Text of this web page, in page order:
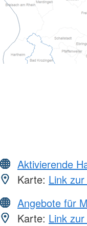
Aktivierende
Karte: Link
Angebote für
Karte: Link